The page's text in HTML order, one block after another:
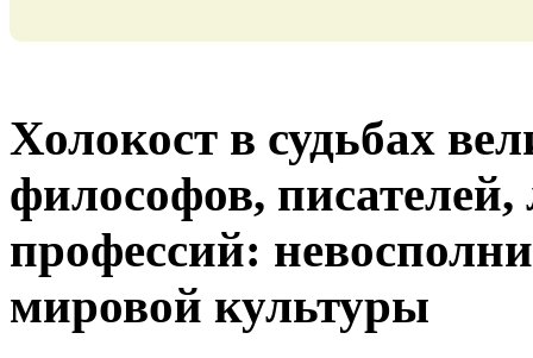
Холокост в судьбах
философов,
профессий:
мировой культуры